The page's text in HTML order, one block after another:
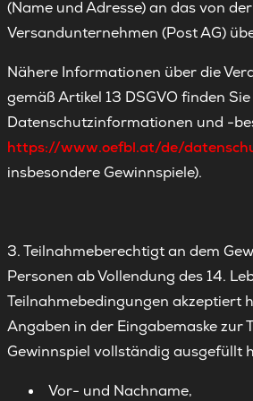
(Name und Adresse) an das von
Versandunternehmen (Post AG)
Nähere Informationen über die
gemäß Artikel 13 DSGVO finden
Datenschutzinformationen und -
https://www.oefbl.at/de/
insbesondere Gewinnspiele).
3. Teilnahmeberechtigt an dem
Personen ab Vollendung des 14.
Teilnahmebedingungen akzeptiert
Angaben in der Eingabemaske zur
Gewinnspiel vollständig ausgefüllt
Vor- und Nachname,